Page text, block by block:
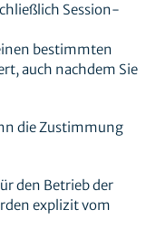
Session-
bestimmten
auch nachdem Sie
die Zustimmung
den Betrieb der
explizit vom